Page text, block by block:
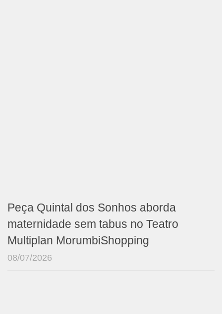
Peça Quintal dos Sonhos aborda
maternidade sem tabus no Teatro
Multiplan MorumbiShopping
08/07/2026